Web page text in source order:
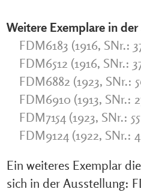
Weitere Exemplare in
FDM6183 (1916, SNr.:
FDM6512 (1916, SNr.:
FDM6882 (1923, SNr.:
FDM6910 (1913, SNr.:
FDM7154 (1923, SNr.:
FDM9124 (1922, SNr.:
Ein weiteres Exemplar
sich in der Ausstellung: